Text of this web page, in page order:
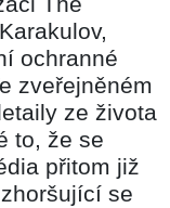
ochranné
zveřejněném
ze života
to, že se
přitom již
se